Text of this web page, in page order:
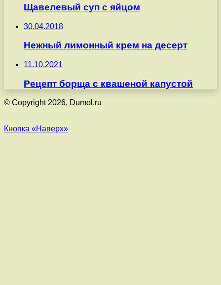
Щавелевый суп с яйцом
30.04.2018
Нежный лимонный крем на десерт
11.10.2021
Рецепт борща с квашеной капустой
© Copyright 2026, Dumol.ru
Кнопка «Наверх»